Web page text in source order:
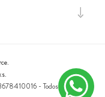
- Todos los derechos